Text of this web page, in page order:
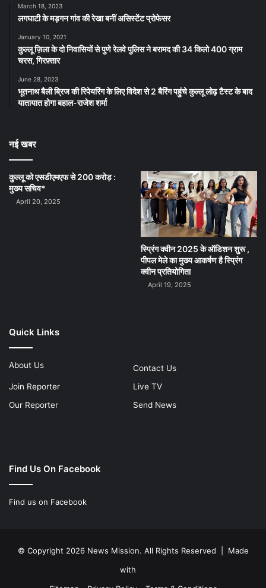
March 18, 2023
लगघाटी के मड़गन गांव की रेखा बनीं असिस्टेंट प्रोफेसर
January 10, 2021
कुल्लू ज़िला के दो निवासियों से पुणे रेलवे पुलिस ने बरामद की 34 किलो 400 ग्राम
चरस, गिरफ़्तार
June 28, 2023
भूतनाथ बैली ब्रिज की रिपेयरिंग के लिए विदेश से 2 बैरिंग पहुंचे कुल्लू लोढ़ टैस्ट के बाद
यातायात होगा बहाल-राजेश शर्मा
नई खबर
कुल्लू को एसडीएमएफ से 200 करोड़ :
मुख्य सचिव*
April 20, 2025
स्प्रिंग क्वीन 2025 के ऑडिशन शुरू ,
पीपल मेले का मुख्य आकर्षण है स्प्रिंग
क्वीन प्रतियोगिता
April 19, 2025
Quick Links
About Us
Contact Us
Join Reporter
Live TV
Our Reporter
Send News
Find Us On Facebook
Find us on Facebook
© Copyright 2026 News Mission. All Rights Reserved | Made
with